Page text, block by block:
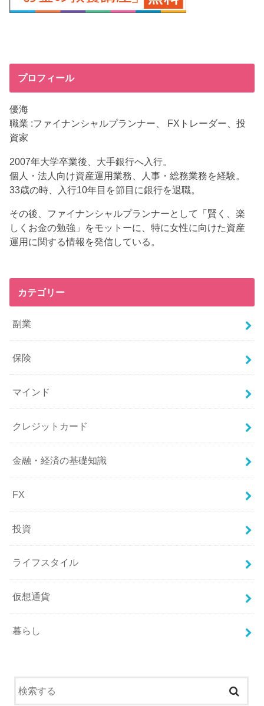
プロフィール
優海
職業 :ファイナンシャルプランナー、 FXトレーダー、投
資家
2007年大学卒業後、大手銀行へ入行。
個人・法人向け資産運用業務、人事・総務業務を経験。
33歳の時、入行10年目を節目に銀行を退職。
その後、ファイナンシャルプランナーとして「賢く、楽
しくお金の勉強」をモットーに、特に女性に向けた資産
運用に関する情報を発信している。
カテゴリー
副業
保険
マインド
クレジットカード
金融・経済の基礎知識
FX
投資
ライフスタイル
仮想通貨
暮らし